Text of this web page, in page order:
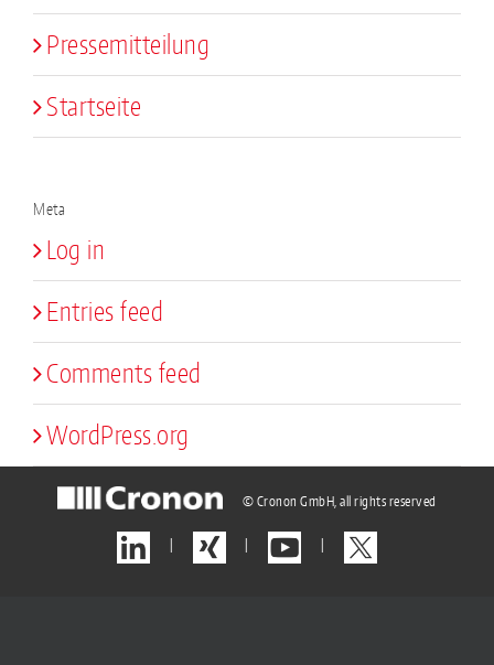
Pressemitteilung
Startseite
Meta
Log in
Entries feed
Comments feed
WordPress.org
© Cronon GmbH, all rights reserved